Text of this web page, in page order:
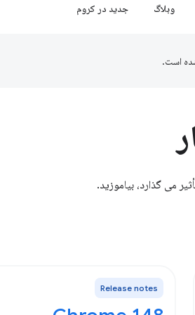
وبلاگ جدید در کروم
است.
Release notes